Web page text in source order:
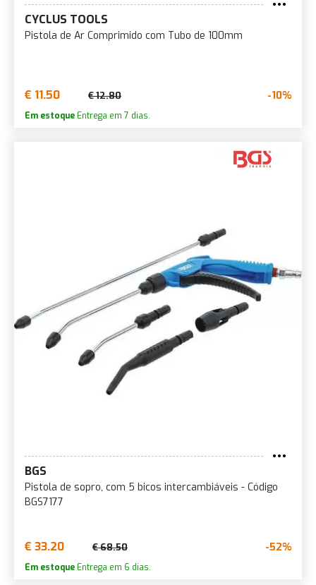
CYCLUS TOOLS
Pistola de Ar Comprimido com Tubo de 100mm
€ 11.50 € 12.80 -10%
Em estoque Entrega em 7 dias.
BGS
Pistola de sopro, com 5 bicos intercambiáveis - Código
BGS7177
€ 33.20 € 68.50 -52%
Em estoque Entrega em 6 dias.